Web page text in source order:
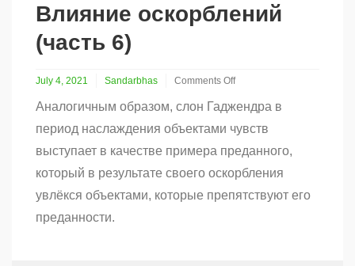
самоубийству
Влияние оскорблений
(часть 6)
July 4, 2021 Sandarbhas
Comments Off
Влияние
оскорблений
6)
Аналогичным образом, слон Гаджендра в
период наслаждения объектами чувств
выступает в качестве примера преданного,
который в результате своего оскорбления
увлёкся объектами, которые препятствуют его
преданности.